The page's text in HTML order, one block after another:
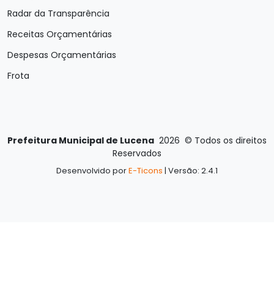
Radar da Transparência
Receitas Orçamentárias
Despesas Orçamentárias
Frota
Prefeitura Municipal de Lucena 2026 © Todos os direitos
Reservados
Desenvolvido porE-Ticons | Versão: 2.4.1